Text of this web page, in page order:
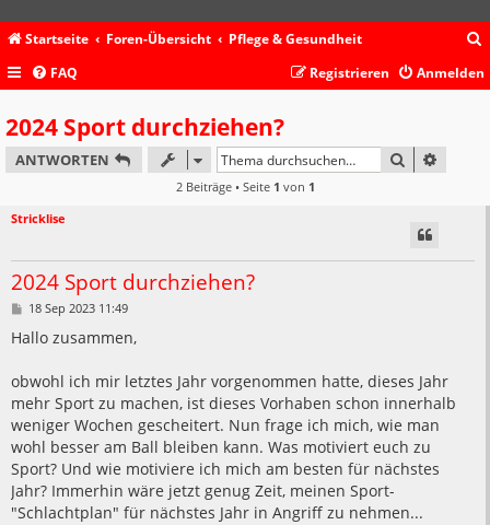
Startseite Foren-Übersicht Pflege & Gesundheit
c
FAQ Anmelden
Registrieren
2024 Sport durchziehen?
ANTWORTEN SUCHE
2 Beiträge • Seite 1 von 1
Stricklise
2024 Sport durchziehen?
B
i
a
g
18 Sep 2023 11:49
Hallo zusammen,
obwohl ich mir letztes Jahr vorgenommen hatte, dieses Jahr
mehr Sport zu machen, ist dieses Vorhaben schon innerhalb
weniger Wochen gescheitert. Nun frage ich mich, wie man
wohl besser am Ball bleiben kann. Was motiviert euch zu
Sport? Und wie motiviere ich mich am besten für nächstes
Jahr? Immerhin wäre jetzt genug Zeit, meinen Sport-
"Schlachtplan" für nächstes Jahr in Angriff zu nehmen...